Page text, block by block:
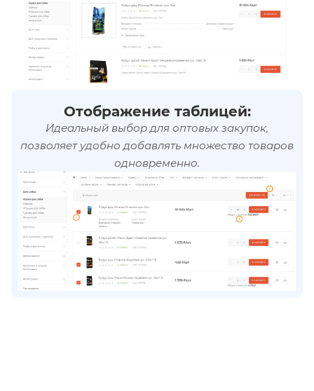
Отображение таблицей:
Идеальный выбор для оптовых закупок,
позволяет удобно добавлять множество товаров
одновременно.